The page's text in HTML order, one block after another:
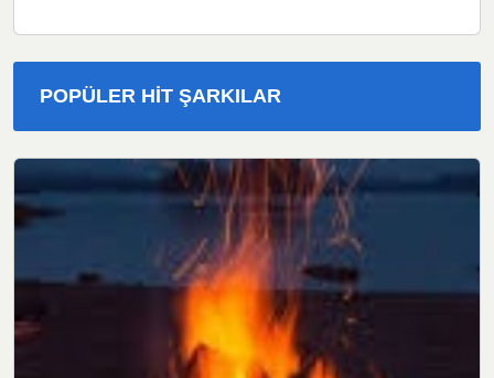
POPÜLER HIT ŞARKILAR